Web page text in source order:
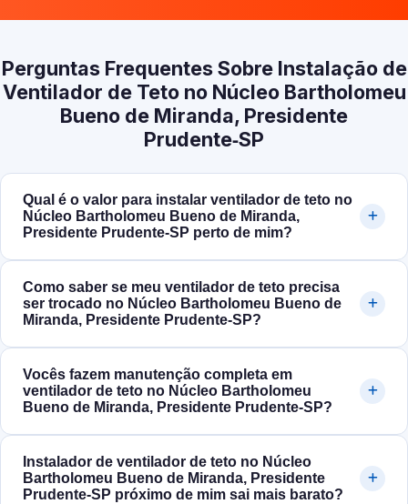
Perguntas Frequentes Sobre Instalação de
Ventilador de Teto no Núcleo Bartholomeu
Bueno de Miranda, Presidente
Prudente‑SP
Qual é o valor para instalar ventilador de teto no
Núcleo Bartholomeu Bueno de Miranda,
Presidente Prudente‑SP perto de mim?
Como saber se meu ventilador de teto precisa
ser trocado no Núcleo Bartholomeu Bueno de
Miranda, Presidente Prudente‑SP?
Vocês fazem manutenção completa em
ventilador de teto no Núcleo Bartholomeu
Bueno de Miranda, Presidente Prudente‑SP?
Instalador de ventilador de teto no Núcleo
Bartholomeu Bueno de Miranda, Presidente
Prudente‑SP próximo de mim sai mais barato?